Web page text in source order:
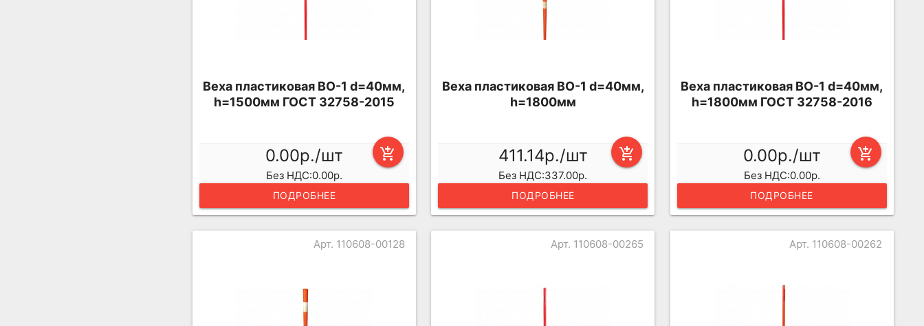
Веха пластиковая ВО-1 d=40мм,
h=1500мм ГОСТ 32758-2015
add_shopping_cart
0.00р./шт
Без НДС:0.00р.
ПОДРОБНЕЕ
Веха пластиковая ВО-1 d=40мм,
h=1800мм
add_shopping_cart
411.14р./шт
Без НДС:337.00р.
ПОДРОБНЕЕ
Веха пластиковая ВО-1 d=40мм,
h=1800мм ГОСТ 32758-2016
add_shopping_cart
0.00р./шт
Без НДС:0.00р.
ПОДРОБНЕЕ
Арт. 110608-00128 Арт. 110608-00265 Арт. 110608-00262